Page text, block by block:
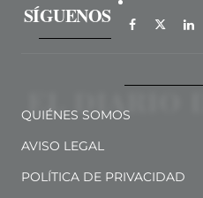
SÍGUENOS
QUIÉNES SOMOS
AVISO LEGAL
POLÍTICA DE PRIVACIDAD